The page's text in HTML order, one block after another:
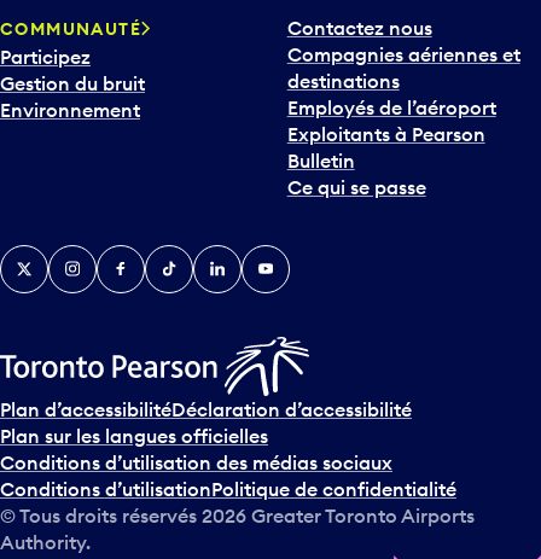
o
u
r
i
v
e
n
s
u
r
l
e
c
a
COMMUNAUTÉ
Participez
Gestion du bruit
Environnement
Contactez nous
Compagnies aériennes et
destinations
Employés de l’aéroport
Exploitants à Pearson
Bulletin
Ce qui se passe
TwitterInstagramFacebook
TikTokLinkedInYouTube
Plan d’accessibilitéDéclaration d’accessibilité
Plan sur les langues officielles
Conditions d’utilisation des médias sociaux
Conditions d’utilisationPolitique de confidentialité
© Tous droits réservés 2026 Greater Toronto Airports
Authority.